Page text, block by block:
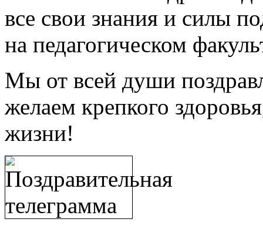
все свои знания и силы
на педагогическом
Мы от всей души
желаем крепкого
жизни!